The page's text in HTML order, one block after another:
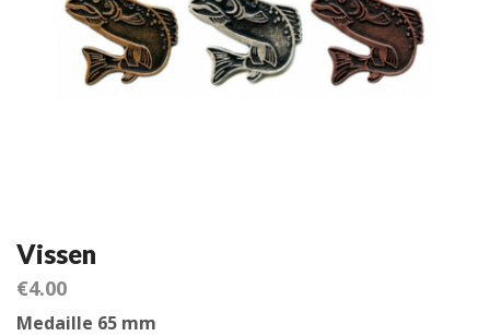
Vissen
€4.00
Medaille 65 mm